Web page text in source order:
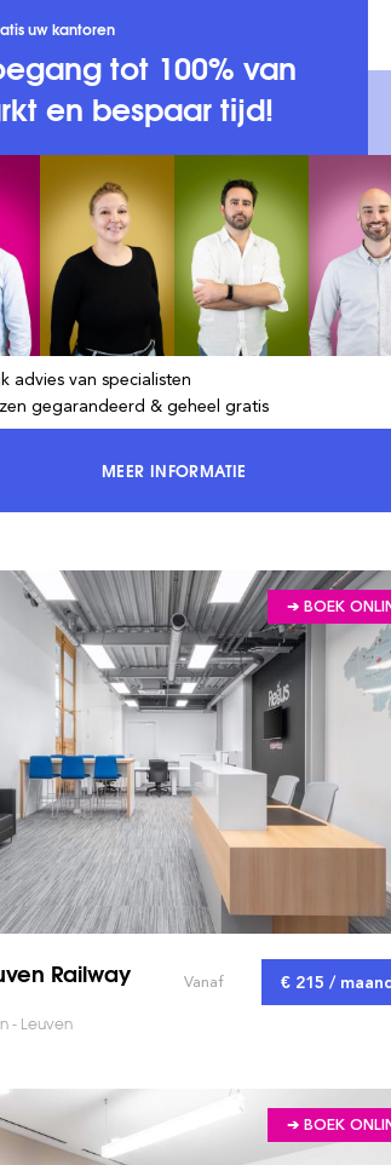
uw kantoren
tot 100% van
en bespaar tijd!
advies van specialisten
gegarandeerd & geheel gratis
MEER INFORMATIEKRIJG TOEGANG TOT 100%
➔ BOEK
Railway
- Leuven
Vanaf € 215 /
➔ BOEK